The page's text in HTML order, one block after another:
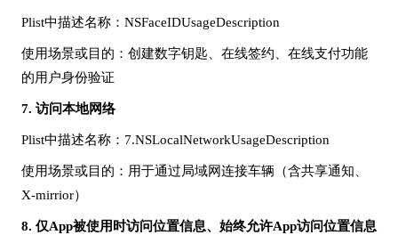
Plist中描述名称：NSFaceIDUsageDescription
使用场景或目的：创建数字钥匙、在线签约、在线支付功能
的用户身份验证
7. 访问本地网络
Plist中描述名称：7.NSLocalNetworkUsageDescription
使用场景或目的：用于通过局域网连接车辆（含共享通知、
X-mirrior）
8. 仅App被使用时访问位置信息、始终允许App访问位置信息